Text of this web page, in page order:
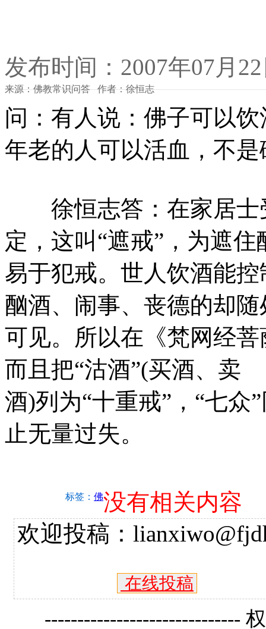
发布时间：2007年07月
来源：佛教常识问答 作者：徐恒志
问：有人说：佛子可以
年老的人可以活血，不
徐恒志答：在家居士
定，这叫“遮戒”，为遮住
易于犯戒。世人饮酒能
酗酒、闹事、丧德的却随
可见。所以在《梵网经
而且把“沽酒”(买酒、卖
酒)列为“十重戒”，“七众
止无量过失。
标签： 佛没有相关内容
欢迎投稿：
在线投稿
------------------------------